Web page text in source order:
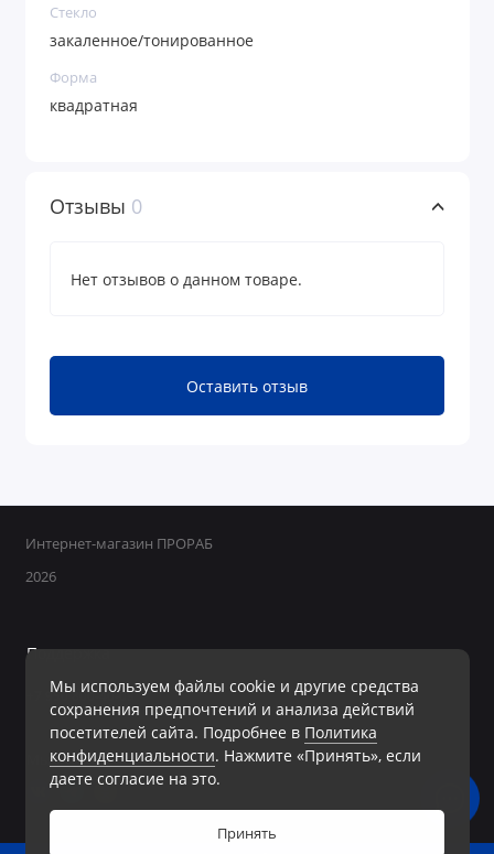
Стекло
закаленное/тонированное
Форма
квадратная
Отзывы 0
Нет отзывов о данном товаре.
Оставить отзыв
Мы используем файлы cookie и другие средства
сохранения предпочтений и анализа действий
посетителей сайта. Подробнее в Политика
конфиденциальности. Нажмите «Принять», если
даете согласие на это.
Принять
Интернет-магазин ПРОРАБ
2026
Поддержка
+7 950 800-40-09
Ежедневно с 8:00 до 19:00 Без перерывов и выходных
Мы в сети